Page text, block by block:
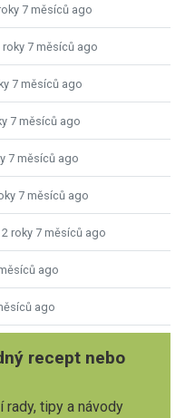
7 měsíců ago
roky 7 měsíců ago
7 měsíců ago
7 měsíců ago
7 měsíců ago
7 měsíců ago
2 roky 7 měsíců ago
ago
ago
recept nebo
rady, tipy a návody